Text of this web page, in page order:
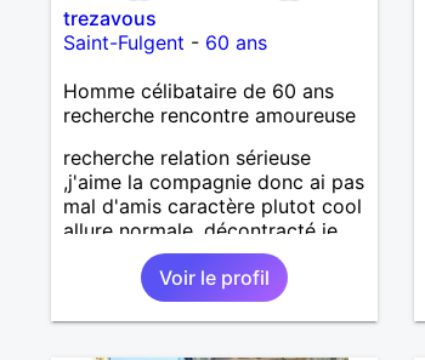
trezavous
Saint-Fulgent - 60 ans
Homme célibataire de 60 ans
recherche rencontre amoureuse
recherche relation sérieuse
,j'aime la compagnie donc ai pas
mal d'amis caractère plutot cool
allure normale ,décontracté je
voudrais rencontrer une
personne aimant la nature
,bricolage ,quelqu'un de simple
et naturel à vos claviers
Voir le profil